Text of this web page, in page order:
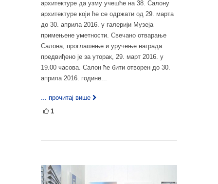
архитектуре да узму учешће на 38. Салону
архитектуре који ће се одржати од 29. марта
до 30. априла 2016. у галерији Музеја
примењене уметности. Свечано отварање
Салона, проглашење и уручење награда
предвиђено је за уторак, 29. март 2016. у
19.00 часова. Салон ће бити отворен до 30.
априла 2016. године...
... прочитај више
1